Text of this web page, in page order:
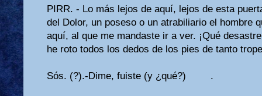
PIRR. - Lo más lejos de aquí, lejos de esta
del Dolor, un poseso o un atrabiliario el hombre
aquí, al que me mandaste ir a ver. ¡Qué
he roto todos los dedos de los pies de tanto
Sós. (?).-Dime, fuiste (y ¿qué?) .